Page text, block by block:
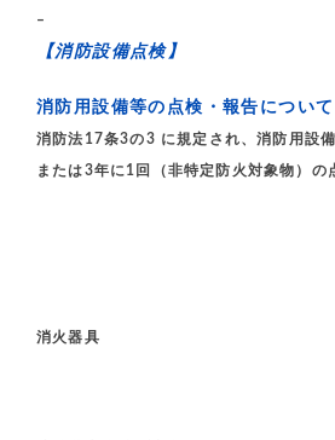
–
【消防設備点検】
消防用設備等の点検・報告について
消防法17条3の3 に規定され、消防用設
または3年に1回（非特定防火対象物）
消火器具 自動